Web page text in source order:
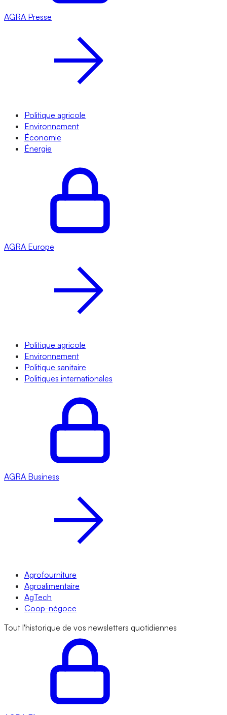
AGRA Presse
Politique agricole
Environnement
Économie
Énergie
AGRA Europe
Politique agricole
Environnement
Politique sanitaire
Politiques internationales
AGRA Business
Agrofourniture
Agroalimentaire
AgTech
Coop-négoce
Tout l'historique de vos newsletters quotidiennes